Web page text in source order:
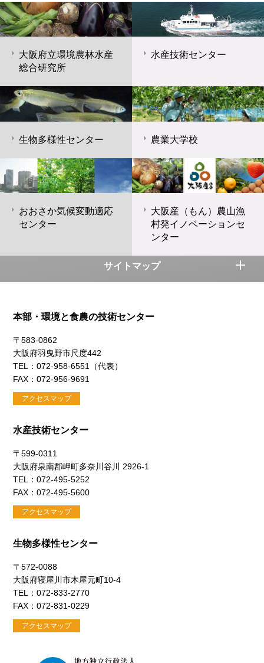
大阪府立環境農林水産
総合研究所
水産技術センター
生物多様性センター 農業大学校
おおさか気候変動適応
センター
大阪産（もん）農山漁
村発イノベーションセ
ンター
サイトマップ
本部・環境と食農の技術センター
〒583-0862
大阪府羽曳野市尺度442
TEL：072-958-6551（代表）
FAX：072-956-9691
アクセスマップ
水産技術センター
〒599-0311
大阪府泉南郡岬町多奈川谷川 2926-1
TEL：072-495-5252
FAX：072-495-5600
アクセスマップ
生物多様性センター
〒572-0088
大阪府寝屋川市木屋元町10-4
TEL：072-833-2770
FAX：072-831-0229
アクセスマップ